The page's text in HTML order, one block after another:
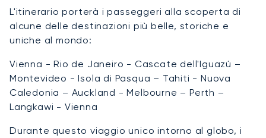
L'itinerario porterà i passeggeri alla scoperta di
alcune delle destinazioni più belle, storiche e
uniche al mondo:
Vienna - Rio de Janeiro - Cascate dell'Iguazú –
Montevideo - Isola di Pasqua – Tahiti - Nuova
Caledonia – Auckland - Melbourne – Perth –
Langkawi - Vienna
Durante questo viaggio unico intorno al globo, i